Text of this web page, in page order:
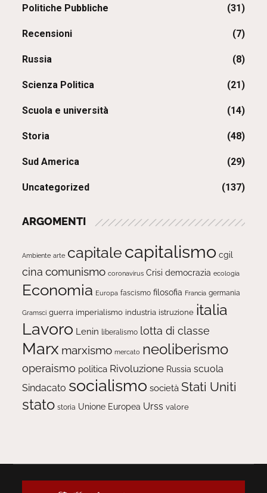
Politiche Pubbliche (31)
Recensioni (7)
Russia (8)
Scienza Politica (21)
Scuola e università (14)
Storia (48)
Sud America (29)
Uncategorized (137)
ARGOMENTI
Ambiente arte capitale capitalismo cgil
cina comunismo coronavirus Crisi democrazia ecologia
Economia Europa fascismo filosofia Francia germania
Gramsci guerra imperialismo industria istruzione italia
Lavoro Lenin liberalismo lotta di classe
Marx marxismo mercato neoliberismo
operaismo politica Rivoluzione Russia scuola
Sindacato socialismo società Stati Uniti
stato storia Unione Europea Urss valore